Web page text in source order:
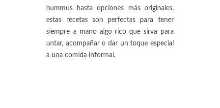
hummus hasta opciones más originales,
estas recetas son perfectas para tener
siempre a mano algo rico que sirva para
untar, acompañar o dar un toque especial
a una comida informal.